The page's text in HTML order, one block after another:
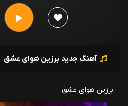
آهنگ جدید برزین هوای عشق
برزین هوای عشق